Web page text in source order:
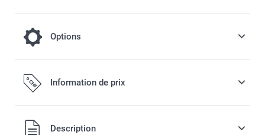
Options
Effets de couleur
Offert
Information de prix
Description